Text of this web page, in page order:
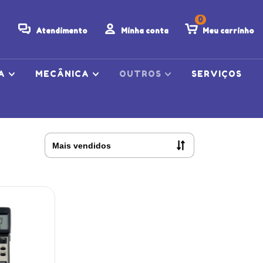
Atendimento Minha conta Meu carrinho
0
MECÂNICA OUTROS SERVIÇOS